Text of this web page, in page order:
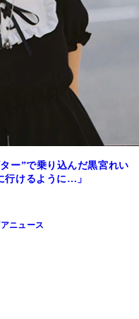
ー”で乗り込んだ黒宮れい
行けるように…」
ニュース